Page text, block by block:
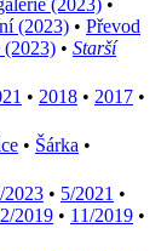
(2023) • Převod
(2023) • Starší
• 2018 • 2017 •
• Šárka •
2023 • 5/2021 •
2019 • 11/2019 •